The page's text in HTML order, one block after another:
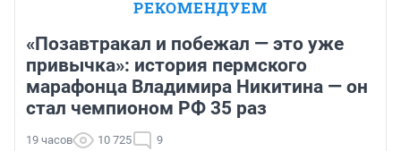
РЕКОМЕНДУЕМ
«Позавтракал и побежал — это уже
привычка»: история пермского
марафонца Владимира Никитина — он
стал чемпионом РФ 35 раз
19 часов 10 725 9